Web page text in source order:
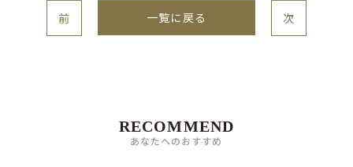
前 一覧に戻る 次
RECOMMEND
あなたへのおすすめ